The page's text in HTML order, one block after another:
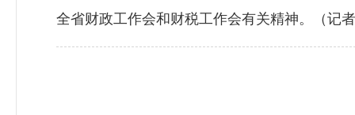
全省财政工作会和财税工作会有关精神。（记